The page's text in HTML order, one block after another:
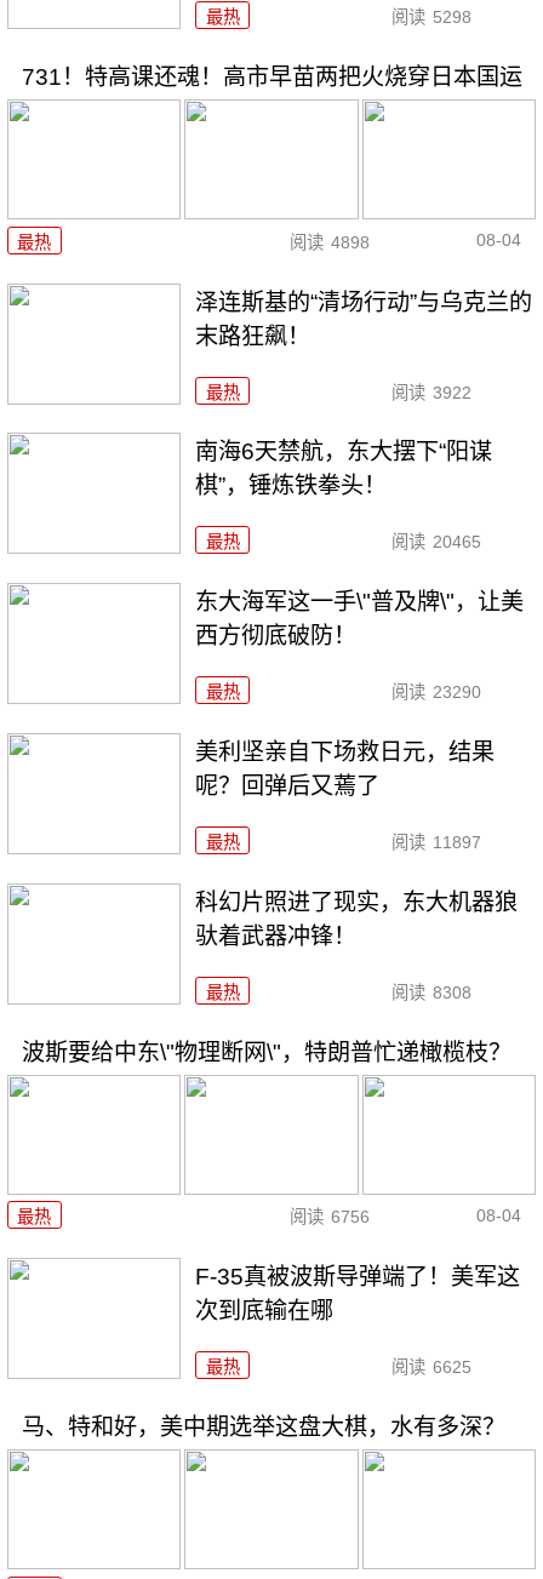
最热 阅读 5298
731！特高课还魂！高市早苗两把火烧穿日本国运
最热 阅读 4898 08-04
泽连斯基的“清场行动”与乌克兰的
末路狂飙！
最热 阅读 3922
南海6天禁航，东大摆下“阳谋
棋”，锤炼铁拳头！
最热 阅读 20465
东大海军这一手\"普及牌\"，让美
西方彻底破防！
最热 阅读 23290
美利坚亲自下场救日元，结果
呢？回弹后又蔫了
最热 阅读 11897
科幻片照进了现实，东大机器狼
驮着武器冲锋！
最热 阅读 8308
波斯要给中东\"物理断网\"，特朗普忙递橄榄枝？
最热 阅读 6756 08-04
F-35真被波斯导弹端了！美军这
次到底输在哪
最热 阅读 6625
马、特和好，美中期选举这盘大棋，水有多深？